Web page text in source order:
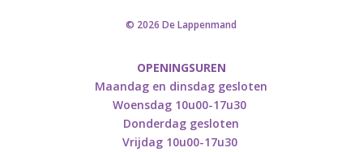
© 2026 De Lappenmand
OPENINGSUREN
Maandag en dinsdag gesloten
Woensdag 10u00-17u30
Donderdag gesloten
Vrijdag 10u00-17u30